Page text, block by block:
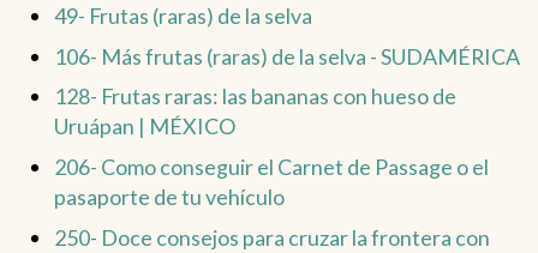
49- Frutas (raras) de la selva
106- Más frutas (raras) de la selva - SUDAMÉRICA
128- Frutas raras: las bananas con hueso de
Uruápan | MÉXICO
206- Como conseguir el Carnet de Passage o el
pasaporte de tu vehículo
250- Doce consejos para cruzar la frontera con